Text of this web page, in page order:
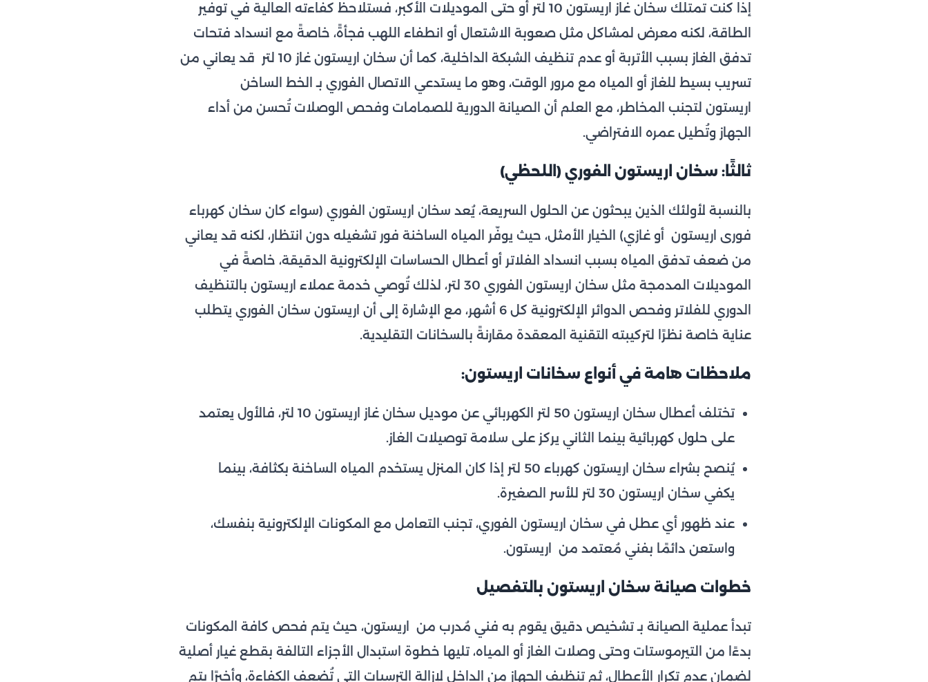
إذا كنت تمتلك سخان غاز اريستون 10 لتر أو حتى الموديلات الأكبر، فستلاحظ كفاءته العالية في توفير
الطاقة، لكنه معرض لمشاكل مثل صعوبة الاشتعال أو انطفاء اللهب فجأةً، خاصةً مع انسداد فتحات
تدفق الغاز بسبب الأتربة أو عدم تنظيف الشبكة الداخلية، كما أن سخان اريستون غاز 10 لتر قد يعاني من
تسريب بسيط للغاز أو المياه مع مرور الوقت، وهو ما يستدعي الاتصال الفوري بـ الخط الساخن
اريستون لتجنب المخاطر، مع العلم أن الصيانة الدورية للصمامات وفحص الوصلات تُحسن من أداء
الجهاز وتُطيل عمره الافتراضي.
ثالثًا: سخان اريستون الفوري (اللحظي)
بالنسبة لأولئك الذين يبحثون عن الحلول السريعة، يُعد سخان اريستون الفوري (سواء كان سخان كهرباء
فورى اريستون أو غازي) الخيار الأمثل، حيث يوفّر المياه الساخنة فور تشغيله دون انتظار، لكنه قد يعاني
من ضعف تدفق المياه بسبب انسداد الفلاتر أو أعطال الحساسات الإلكترونية الدقيقة، خاصةً في
الموديلات المدمجة مثل سخان اريستون الفوري 30 لتر، لذلك تُوصي خدمة عملاء اريستون بالتنظيف
الدوري للفلاتر وفحص الدوائر الإلكترونية كل 6 أشهر، مع الإشارة إلى أن اريستون سخان الفوري يتطلب
عناية خاصة نظرًا لتركيبته التقنية المعقدة مقارنةً بالسخانات التقليدية.
ملاحظات هامة في أنواع سخانات اريستون:
تختلف أعطال سخان اريستون 50 لتر الكهربائي عن موديل سخان غاز اريستون 10 لتر، فالأول يعتمد
على حلول كهربائية بينما الثاني يركز على سلامة توصيلات الغاز.
يُنصح بشراء سخان اريستون كهرباء 50 لتر إذا كان المنزل يستخدم المياه الساخنة بكثافة، بينما
يكفي سخان اريستون 30 لتر للأسر الصغيرة.
عند ظهور أي عطل في سخان اريستون الفوري، تجنب التعامل مع المكونات الإلكترونية بنفسك،
واستعن دائمًا بفني مُعتمد من اريستون.
خطوات صيانة سخان اريستون بالتفصيل
تبدأ عملية الصيانة بـ تشخيص دقيق يقوم به فني مُدرب من اريستون، حيث يتم فحص كافة المكونات
بدءًا من التيرموستات وحتى وصلات الغاز أو المياه، تليها خطوة استبدال الأجزاء التالفة بقطع غيار أصلية
لضمان عدم تكرار الأعطال، ثم تنظيف الجهاز من الداخل لإزالة الترسبات التي تُضعف الكفاءة، وأخيرًا يتم